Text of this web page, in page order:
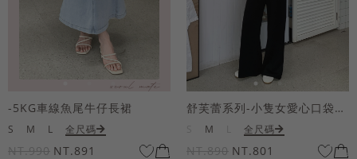
-5KG車線魚尾牛仔長裙
S M L 全尺碼
NT.990 NT.891
舒芙蕾系列-小隻女愛心口袋寬褲
M 全尺碼
NT.890 NT.801